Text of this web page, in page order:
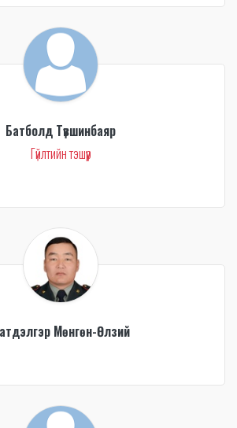
Батболд Түвшинбаяр
Гүйлтийн тэшүүр
Мөнгөн-Өлзий